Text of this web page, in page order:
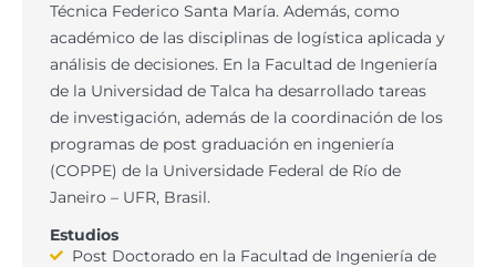
Técnica Federico Santa María. Además, como
académico de las disciplinas de logística aplicada y
análisis de decisiones. En la Facultad de Ingeniería
de la Universidad de Talca ha desarrollado tareas
de investigación, además de la coordinación de los
programas de post graduación en ingeniería
(COPPE) de la Universidade Federal de Río de
Janeiro – UFR, Brasil.
Estudios
Post Doctorado en la Facultad de Ingeniería de